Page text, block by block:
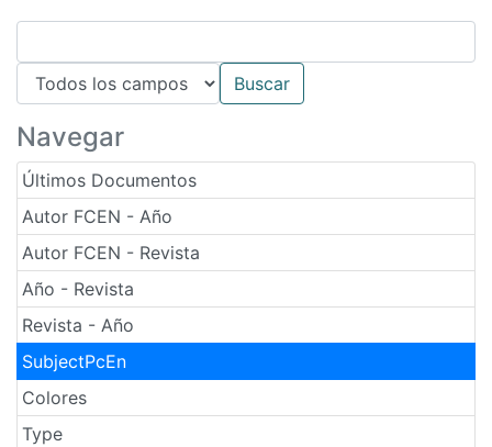
Navegar
Últimos Documentos
Autor FCEN - Año
Autor FCEN - Revista
Año - Revista
Revista - Año
SubjectPcEn
Colores
Type